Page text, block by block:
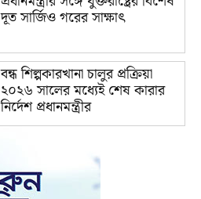
দূত সার্জিও গরের সাক্ষাৎ
বন্ধ শিল্পকারখানা চালুর প্রক্রিয়া
২০২৬ সালের মধ্যেই শেষ কারার
নির্দেশ প্রধানমন্ত্রীর